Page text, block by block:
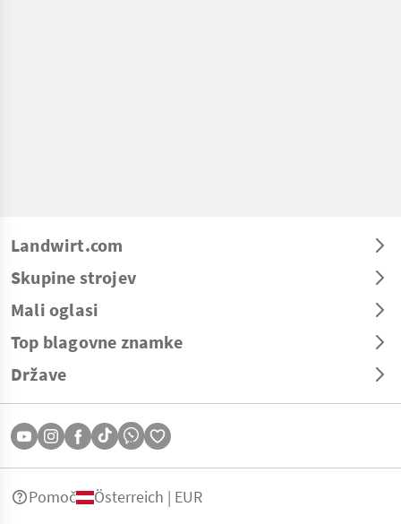
Landwirt.com
Skupine strojev
Mali oglasi
Top blagovne znamke
Države
Pomoč Österreich | EUR